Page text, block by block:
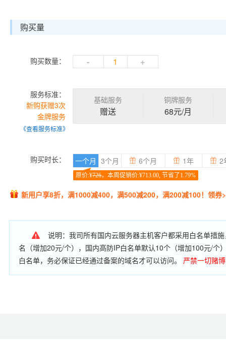
购买量
购买数量： - +
服务标准：
新购获赠3次
金牌服务
基础服务
赠送
铜牌服务
68元/月
《查看服务标准》
购买时长： 一个月
原价:¥726，本周促销价:¥713.00, 节省了1.79%
3个月 6个月 1年 2
新用户享8折，满1000减400，满500减200，满200减100！领券
说明：我司所有国内云服务器主机客户都采用白名单措
名（增加20元/个），国内高防IP白名单默认10个（增加100元/个
白名单，务必保证已经通过备案的域名才可以访问。
严禁一切赌
服务器资源进行扫描肉机、翻墙破网、黑客攻击等非法应用。网站